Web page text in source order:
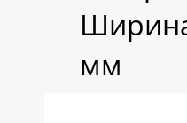
мм